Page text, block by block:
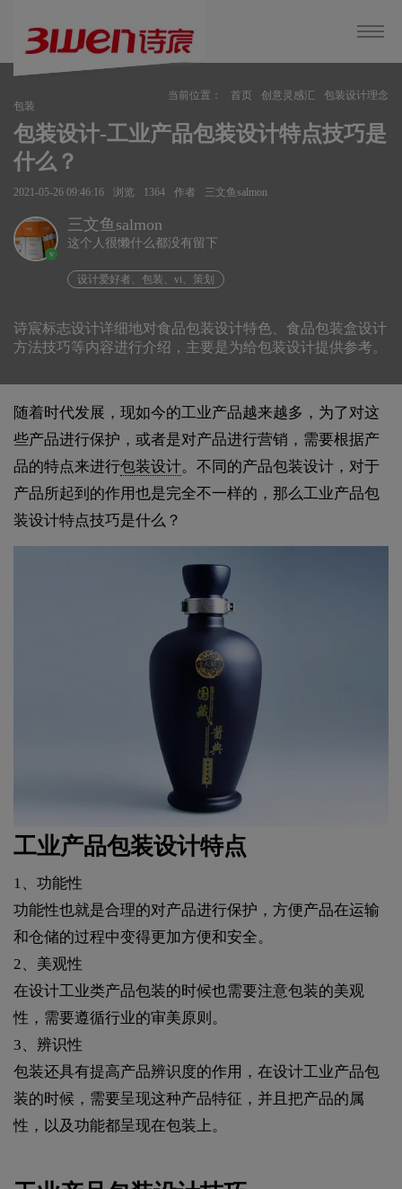
当前位置： 首页 创意灵感汇
包装设计理念
包装
包装设计-工业产品包装设计特点技巧是
什么？
2021-05-26 09:46:16 浏览 1364 作者 三文鱼salmon
v
三文鱼salmon
这个人很懒什么都没有留下
设计爱好者、包装、vi、策划
诗宸标志设计详细地对食品包装设计特色、食品包装盒设计
方法技巧等内容进行介绍，主要是为给包装设计提供参考。
随着时代发展，现如今的工业产品越来越多，为了对这
些产品进行保护，或者是对产品进行营销，需要根据产
品的特点来进行包装设计。不同的产品包装设计，对于
产品所起到的作用也是完全不一样的，那么工业产品包
装设计特点技巧是什么？
工业产品包装设计特点
1、功能性
功能性也就是合理的对产品进行保护，方便产品在运输
和仓储的过程中变得更加方便和安全。
2、美观性
在设计工业类产品包装的时候也需要注意包装的美观
性，需要遵循行业的审美原则。
3、辨识性
包装还具有提高产品辨识度的作用，在设计工业产品包
装的时候，需要呈现这种产品特征，并且把产品的属
性，以及功能都呈现在包装上。